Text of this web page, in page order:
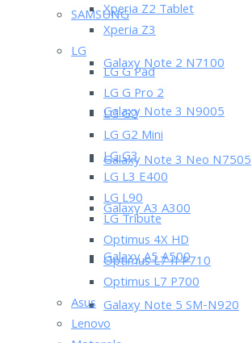
SAMSUNG
Galaxy Note 2 N7100
Galaxy Note 3 N9005
Galaxy Note 3 Neo N7505
Galaxy A3 A300
Galaxy A5 A500
Galaxy Note 5 SM-N920
Xperia Z2 Tablet
Xperia Z3
LG
LG G Pad
LG G Pro 2
LG G2
LG G2 Mini
LG G3
LG L3 E400
LG L90
LG Tribute
Optimus 4X HD
Optimus L7 II P710
Optimus L7 P700
Asus
Lenovo